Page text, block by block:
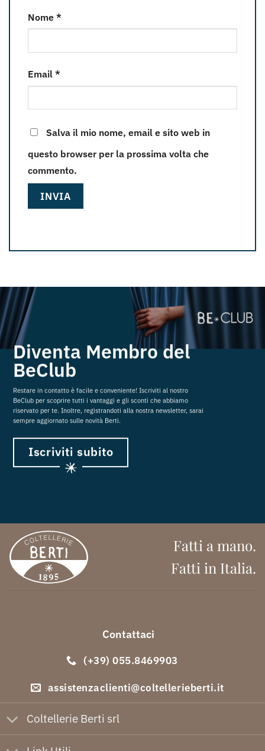
Nome *
Email *
Salva il mio nome, email e sito web in
questo browser per la prossima volta che
commento.
Diventa Membro del
BeClub
Restare in contatto è facile e conveniente! Iscriviti al nostro
BeClub per scoprire tutti i vantaggi e gli sconti che abbiamo
riservato per te. Inoltre, registrandoti alla nostra newsletter, sarai
sempre aggiornato sulle novità Berti.
Iscriviti subito
Fatti a mano.
Fatti in Italia.
Contattaci
(+39) 055.8469903
assistenzaclienti@coltellerieberti.it
Coltellerie Berti srl